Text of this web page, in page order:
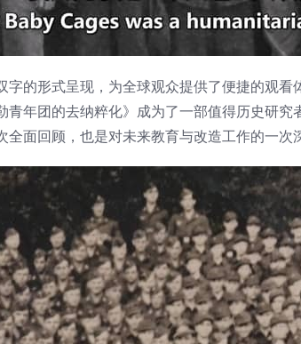
字的形式呈现，为全球观众提供了便捷的观
青年团的去纳粹化》成为了一部值得历史研
面回顾，也是对未来教育与改造工作的一次